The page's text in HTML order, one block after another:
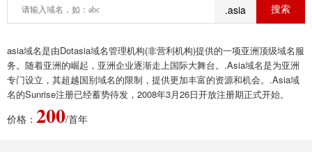
.asia
asia域名是由Dotasia域名管理机构(非营利机构)提供的一项亚洲顶级域名服
务。随着亚洲的崛起，亚洲企业逐渐走上国际大舞台。.Asia域名是为亚洲
专门设立，其超越国别域名的限制，提供更加丰富的资源和机会。.Asia域
名的Sunrise注册已经蓄势待发，2008年3月26日开放注册期正式开始。
价格： 200/首年